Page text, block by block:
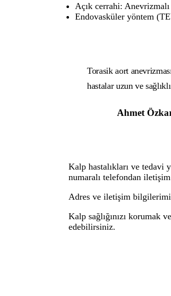
Açık cerrahi:
Endovasküler yöntem
Torasik aort
hastalar uzun ve
Ahmet
Kalp hastalıkları ve tedavi
numaralı telefondan
Adres ve iletişim
Kalp sağlığınızı korumak
edebilirsiniz.